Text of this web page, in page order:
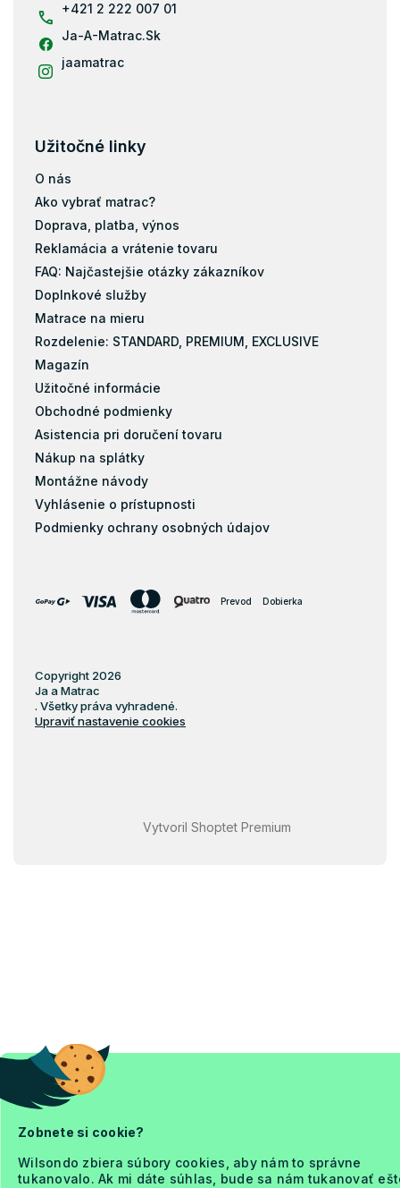
Zobnete si cookie?
Wilsondo zbiera súbory cookies, aby nám to správne
tukanovalo. Ak mi dáte súhlas, bude sa nám tukanovať
+421 2 222 007 01
Ja-A-Matrac.Sk
jaamatrac
Užitočné linky
O nás
Ako vybrať matrac?
Doprava, platba, výnos
Reklamácia a vrátenie tovaru
FAQ: Najčastejšie otázky zákazníkov
Doplnkové služby
Matrace na mieru
Rozdelenie: STANDARD, PREMIUM, EXCLUSIVE
Magazín
Užitočné informácie
Obchodné podmienky
Asistencia pri doručení tovaru
Nákup na splátky
Montážne návody
Vyhlásenie o prístupnosti
Podmienky ochrany osobných údajov
Prevod Dobierka
Vytvoril Shoptet Premium
Copyright 2026
Ja a Matrac
. Všetky práva vyhradené.
Upraviť nastavenie cookies